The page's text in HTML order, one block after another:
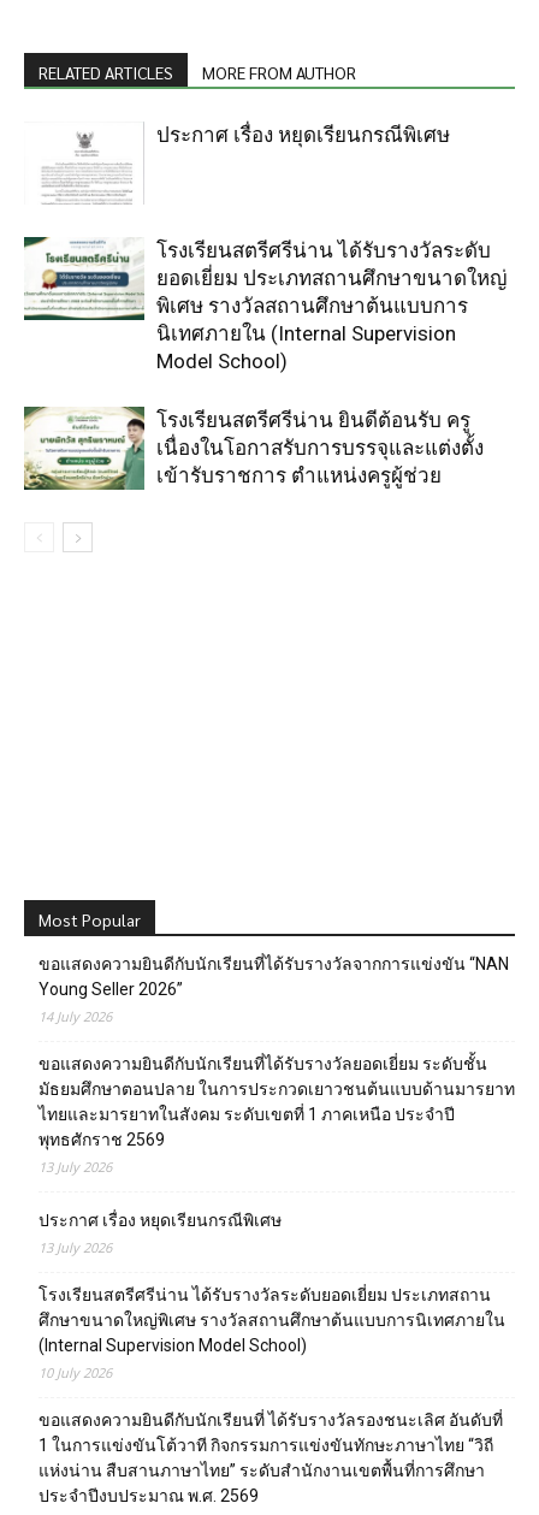
RELATED ARTICLES MORE FROM AUTHOR
ประกาศ เรื่อง หยุดเรียนกรณีพิเศษ
โรงเรียนสตรีศรีน่าน ได้รับรางวัลระดับ
ยอดเยี่ยม ประเภทสถานศึกษาขนาดใหญ่
พิเศษ รางวัลสถานศึกษาต้นแบบการ
นิเทศภายใน (Internal Supervision
Model School)
โรงเรียนสตรีศรีน่าน ยินดีต้อนรับ ครู
เนื่องในโอกาสรับการบรรจุและแต่งตั้ง
เข้ารับราชการ ตำแหน่งครูผู้ช่วย
Most Popular
ขอแสดงความยินดีกับนักเรียนที่ได้รับรางวัลจากการแข่งขัน “NAN
Young Seller 2026”
14 July 2026
ขอแสดงความยินดีกับนักเรียนที่ได้รับรางวัลยอดเยี่ยม ระดับชั้น
มัธยมศึกษาตอนปลาย ในการประกวดเยาวชนต้นแบบด้านมารยาท
ไทยและมารยาทในสังคม ระดับเขตที่ 1 ภาคเหนือ ประจำปี
พุทธศักราช 2569
13 July 2026
ประกาศ เรื่อง หยุดเรียนกรณีพิเศษ
13 July 2026
โรงเรียนสตรีศรีน่าน ได้รับรางวัลระดับยอดเยี่ยม ประเภทสถาน
ศึกษาขนาดใหญ่พิเศษ รางวัลสถานศึกษาต้นแบบการนิเทศภายใน
(Internal Supervision Model School)
10 July 2026
ขอแสดงความยินดีกับนักเรียนที่ ได้รับรางวัลรองชนะเลิศ อันดับที่
1 ในการแข่งขันโต้วาที กิจกรรมการแข่งขันทักษะภาษาไทย “วิถี
แห่งน่าน สืบสานภาษาไทย” ระดับสำนักงานเขตพื้นที่การศึกษา
ประจำปีงบประมาณ พ.ศ. 2569